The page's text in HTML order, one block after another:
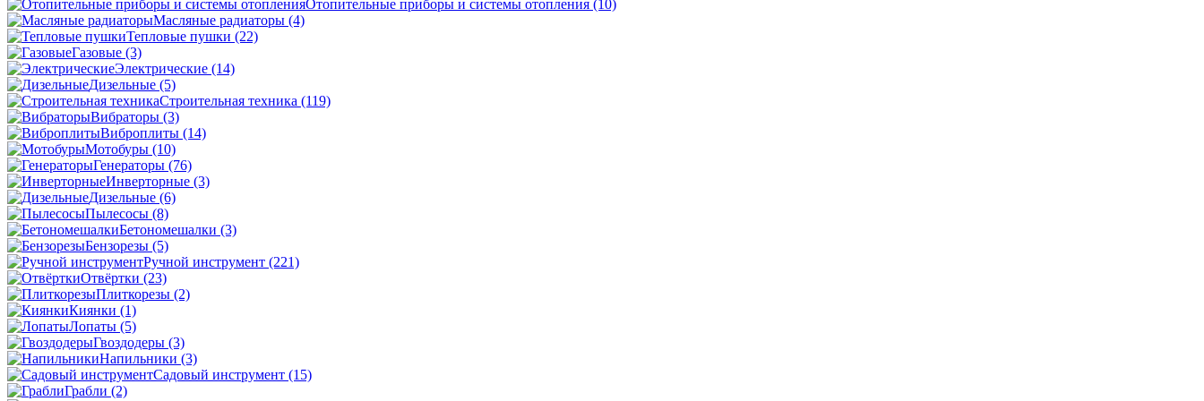
Отопительные приборы и системы отопления (10)
Масляные радиаторы (4)
Тепловые пушки (22)
Газовые (3)
Электрические (14)
Дизельные (5)
Строительная техника (119)
Вибраторы (3)
Виброплиты (14)
Мотобуры (10)
Генераторы (76)
Инверторные (3)
Дизельные (6)
Пылесосы (8)
Бетономешалки (3)
Бензорезы (5)
Ручной инструмент (221)
Отвёртки (23)
Плиткорезы (2)
Киянки (1)
Лопаты (5)
Гвоздодеры (3)
Напильники (3)
Садовый инструмент (15)
Грабли (2)